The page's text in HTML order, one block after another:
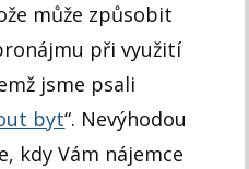
může způsobit
při využití
jsme psali
byt“. Nevýhodou
kdy Vám nájemce